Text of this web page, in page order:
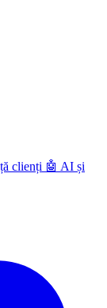
clienți 🤖 AI și